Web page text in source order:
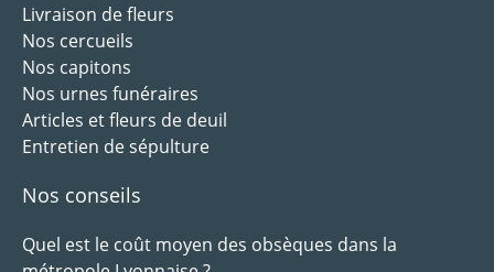
Livraison de fleurs
Nos cercueils
Nos capitons
Nos urnes funéraires
Articles et fleurs de deuil
Entretien de sépulture
Nos conseils
Quel est le coût moyen des obsèques dans la